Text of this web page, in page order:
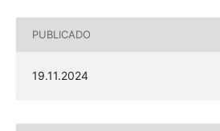
PUBLICADO
19.11.2024